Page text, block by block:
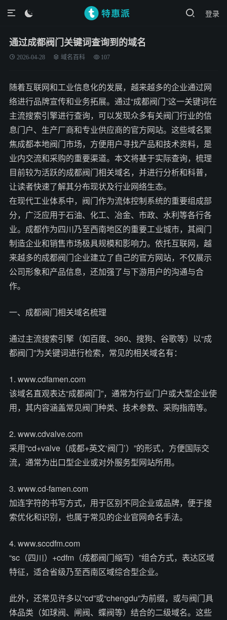
登录

通过成都阀门关键词查询到的域名
2026-04-28 域名百科 107
随着互联网和工业信息化的发展，越来越多的企业通过网
络进行品牌宣传和业务拓展。通过“成都阀门”这一关键词在
主流搜索引擎进行查询，可以发现众多有关阀门行业的信
息门户、生产厂商和专业供应商的官方网站。这些域名聚
焦成都本地阀门市场，方便用户寻找产品和技术资料，是
业内交流和采购的重要渠道。本文将基于实际查询，梳理
目前较为活跃的成都阀门相关域名，并进行分析和科普，
让读者快速了解其分布现状及行业网络生态。
在现代工业体系中，阀门作为流体控制系统的重要组成部
分，广泛应用于石油、化工、冶金、市政、水利等各行各
业。成都作为四川乃至西南地区的重要工业城市，其阀门
制造企业和销售市场极具规模和影响力。依托互联网，越
来越多的成都阀门企业建立了自己的官方网站，不仅展示
公司形象和产品信息，还加强了与下游用户的沟通与合
作。
一、成都阀门相关域名梳理
通过主流搜索引擎（如百度、360、搜狗、谷歌等）以“成
都阀门”为关键词进行检索，常见的相关域名有：
1. www.cdfamen.com
该域名直观表达“成都阀门”，通常为行业门户或大型企业使
用，其内容涵盖常见阀门种类、技术参数、采购指南等。
2. www.cdvalve.com
采用“cd+valve（成都+英文‘阀门’）”的形式，方便国际交
流，通常为出口型企业或对外服务型网站所用。
3. www.cd-famen.com
加连字符的书写方式，用于区别不同企业或品牌，便于搜
索优化和识别，也属于常见的企业官网命名手法。
4. www.sccdfm.com
“sc（四川）+cdfm（成都阀门缩写）”组合方式，表达区域
特征，适合省级乃至西南区域综合型企业。
此外，还常见许多以“cd”或“chengdu”为前缀，或与阀门具
体品类（如球阀、闸阀、蝶阀等）结合的二级域名。这些